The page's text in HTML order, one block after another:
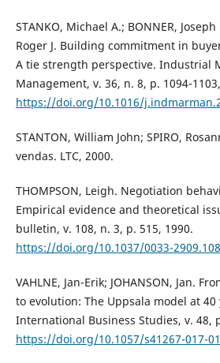
STANKO, Michael A.; BONNER, Joseph
Roger J. Building commitment in
A tie strength perspective. Industrial
Management, v. 36, n. 8, p. 1094-
https://doi.org/10.1016/
STANTON, William John; SPIRO,
vendas. LTC, 2000.
THOMPSON, Leigh. Negotiation
Empirical evidence and theoretical
bulletin, v. 108, n. 3, p. 515, 1990.
https://doi.org/10.1037/0033-
VAHLNE, Jan-Erik; JOHANSON, Jan.
to evolution: The Uppsala model at 40
International Business Studies, v. 48,
https://doi.org/10.1057/s41267-017-